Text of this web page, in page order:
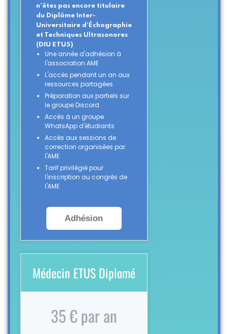
n'êtes pas encore titulaire
du Diplôme Inter-
Universitaire d’Échographie
et Techniques Ultrasonores
(DIU ETUS)
Une année d'adhésion à
l'association AME
L'accès pendant un an aux
ressources partagées
Préparation aux partiels sur
le groupe Discord
Accès à un groupe
WhatsApp d'étudiants
Accès aux sessions de
correction organisées par
l'AME
Tarif privilégié pour
l'inscription au congrès de
l'AME
Adhésion
Médecin ETUS Diplomé
35 € par an